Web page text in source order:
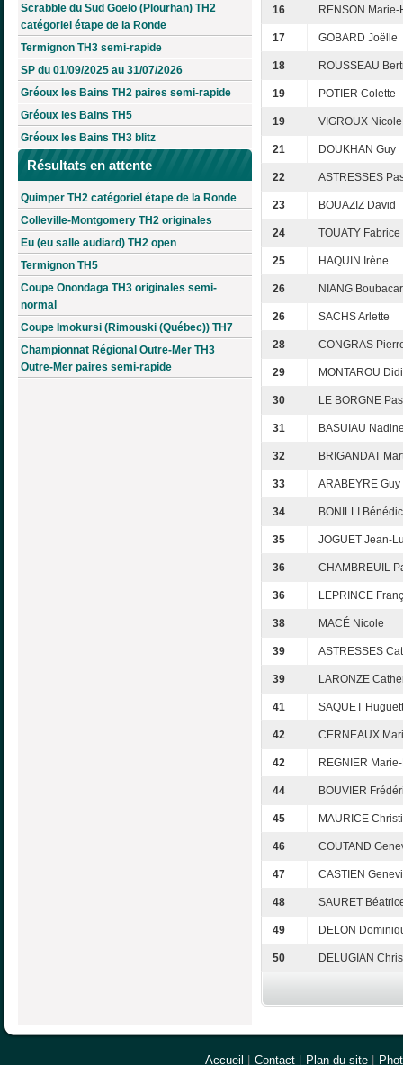
Scrabble du Sud Goëlo (Plourhan) TH2
catégoriel étape de la Ronde
Termignon TH3 semi-rapide
SP du 01/09/2025 au 31/07/2026
Gréoux les Bains TH2 paires semi-rapide
Gréoux les Bains TH5
Gréoux les Bains TH3 blitz
Résultats en attente
Quimper TH2 catégoriel étape de la Ronde
Colleville-Montgomery TH2 originales
Eu (eu salle audiard) TH2 open
Termignon TH5
Coupe Onondaga TH3 originales semi-
normal
Coupe Imokursi (Rimouski (Québec)) TH7
Championnat Régional Outre-Mer TH3
Outre-Mer paires semi-rapide
16 RENSON
17 GOBARD Joëlle
18 ROUSSEAU
19 POTIER Colette
19 VIGROUX Nicole
21 DOUKHAN Guy
22 ASTRESSES
23 BOUAZIZ David
24 TOUATY Fabrice
25 HAQUIN Irène
26 NIANG Boubacar
26 SACHS Arlette
28 CONGRAS
29 MONTAROU
30 LE BORGNE
31 BASUIAU
32 BRIGANDAT
33 ARABEYRE Guy
34 BONILLI
35 JOGUET Jean-
36 CHAMBREUIL
36 LEPRINCE
38 MACÉ Nicole
39 ASTRESSES
39 LARONZE
41 SAQUET
42 CERNEAUX
42 REGNIER
44 BOUVIER
45 MAURICE
46 COUTAND
47 CASTIEN
48 SAURET
49 DELON
50 DELUGIAN
Accueil Contact Plan du site